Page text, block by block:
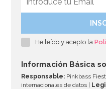
He leído y acepto la
Información Básica
Responsable: Pinkbass
internacionales de datos |